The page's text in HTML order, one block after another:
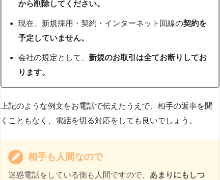
から削除してください。
現在、新規採用・契約・インターネット回線の契約を
予定していません。
会社の規定として、 新規のお取引は全てお断りしてお
ります。
上記のような例文をお電話で伝えたうえで、相手の返事を聞
くこともなく、電話を切る対応をしても良いでしょう。
相手も人間なので
迷惑電話をしている側も人間ですので、 あまりにもしつ